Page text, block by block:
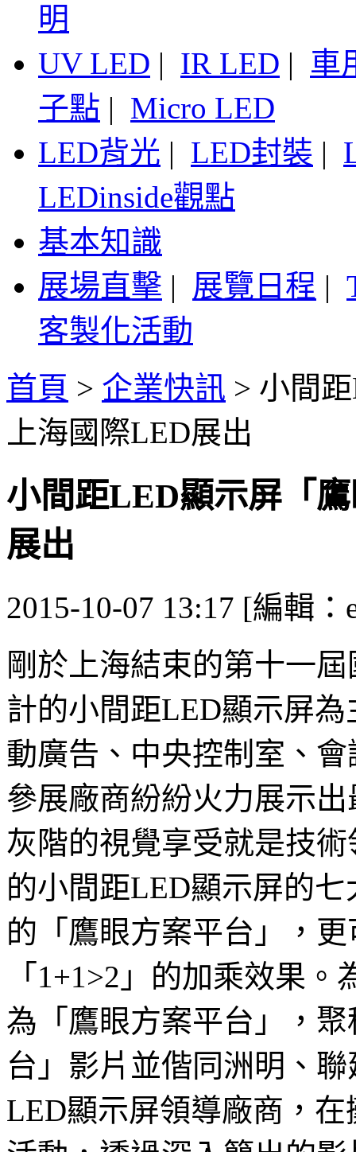
明
UV LED | IR LED | 車
子點 | Micro LED
LED背光 | LED封裝 |
LEDinside觀點
基本知識
展場直擊 | 展覽日程 |
客製化活動
首頁 > 企業快訊 > 小間
上海國際LED展出
小間距LED顯示屏「
展出
2015-10-07 13:17 [編輯：
剛於上海結束的第十一屆
計的小間距LED顯示屏
動廣告、中央控制室、
參展廠商紛紛火力展示
灰階的視覺享受就是技
的小間距LED顯示屏的
的「鷹眼方案平台」，
「1+1>2」的加乘效果
為「鷹眼方案平台」，
台」影片並偕同洲明、
LED顯示屏領導廠商，